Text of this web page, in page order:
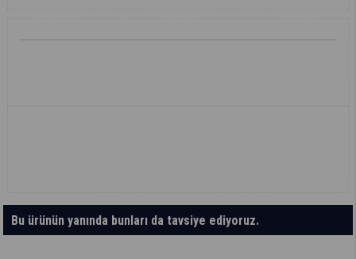
Bu ürünün yanında bunları da tavsiye ediyoruz.